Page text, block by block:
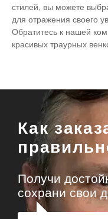
стилей, вы можете
для отражения своего
Обратитесь к нашей
красивых траурных
Как
Получи
сохрани свои